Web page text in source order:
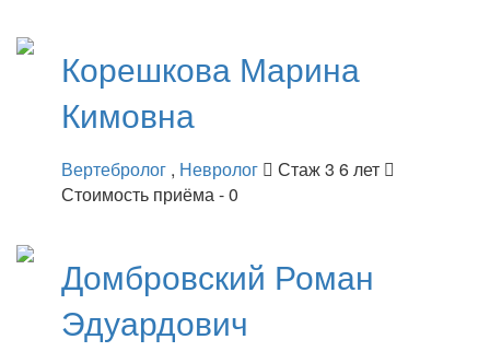
Корешкова Марина
Кимовна
Вертебролог , Невролог
Стаж 3 6 лет
Стоимость приёма - 0
Домбровский Роман
Эдуардович